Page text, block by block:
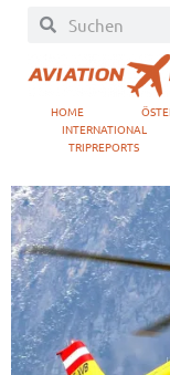
HOME
INTERNATIONAL
TRIPREPORTS